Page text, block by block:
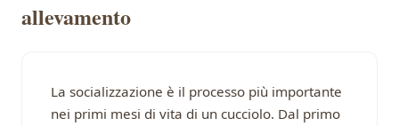
allevamento
La socializzazione è il processo più importante
nei primi mesi di vita di un cucciolo. Dal primo